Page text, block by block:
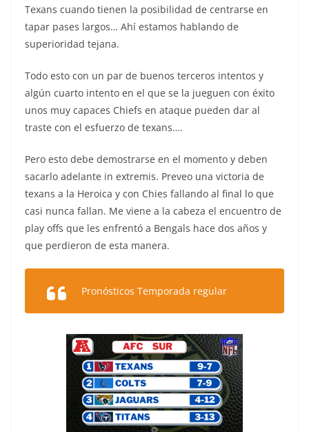
Texans cuando tienen la posibilidad de centrarse en
tapar pases largos… Ahí estamos hablando de
superioridad tejana.
Todo esto con un par de buenos terceros intentos y
algún cuarto intento en el que se la jueguen con éxito
unos muy capaces Chiefs en ataque pueden dar al
traste con el esfuerzo de texans….
Pero esto debe demostrarse en el momento y deben
sacarlo adelante in extremis. Preveo una victoria de
texans a la Heroica y con Chies fallando al final lo que
casi nunca fallan. Me viene a la cabeza el encuentro de
play offs que les enfrentó a Bengals hace dos años y
que perdieron de esta manera.
Pronósticos Temporada regular